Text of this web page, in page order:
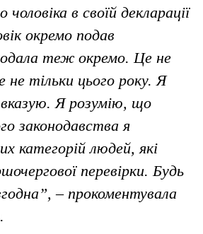
чоловіка в своїй декларації
окремо подав
теж окремо. Це не
не тільки цього року. Я
вказую. Я розумію, що
законодавства я
категорій людей, які
перевірки. Будь
– прокоментувала